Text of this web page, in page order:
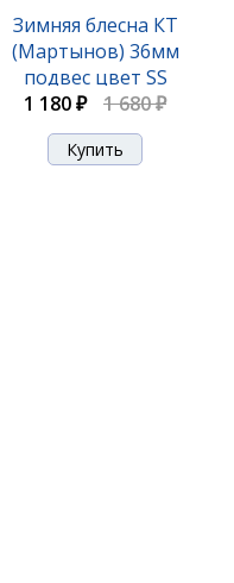
Зимняя блесна КТ
(Мартынов) 36мм
подвес цвет SS
1 180 ₽
1 680 ₽